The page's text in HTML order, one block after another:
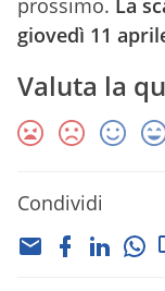
prossimo. La
giovedì 11
Valuta la
Condividi